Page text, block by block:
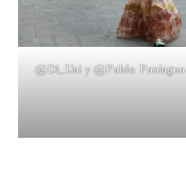
@Di_Uai y @Pablo Paniagua